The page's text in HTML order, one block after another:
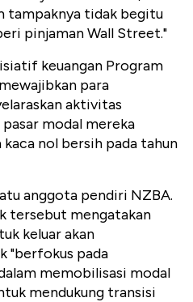
tampaknya tidak begitu
pinjaman Wall Street."
keuangan Program
para
aktivitas
modal mereka
nol bersih pada tahun
anggota pendiri NZBA.
tersebut mengatakan
keluar akan
"berfokus pada
memobilisasi modal
mendukung transisi